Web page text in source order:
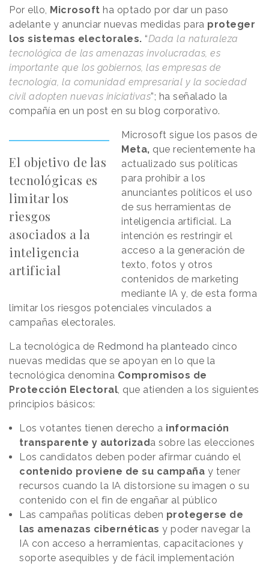
Por ello, Microsoft ha optado por dar un paso
adelante y anunciar nuevas medidas para proteger
los sistemas electorales. “Dada la naturaleza
tecnológica de las amenazas involucradas, es
importante que los gobiernos, las empresas de
tecnología, la comunidad empresarial y la sociedad
civil adopten nuevas iniciativas”; ha señalado la
compañía en un post en su blog corporativo.
El objetivo de las
tecnológicas es
limitar los
riesgos
asociados a la
inteligencia
artificial
Microsoft sigue los pasos de
Meta, que recientemente ha
actualizado sus políticas
para prohibir a los
anunciantes políticos el uso
de sus herramientas de
inteligencia artificial. La
intención es restringir el
acceso a la generación de
texto, fotos y otros
contenidos de marketing
mediante IA y, de esta forma
limitar los riesgos potenciales vinculados a
campañas electorales.
La tecnológica de Redmond ha planteado cinco
nuevas medidas que se apoyan en lo que la
tecnológica denomina Compromisos de
Protección Electoral, que atienden a los siguientes
principios básicos:
Los votantes tienen derecho a información
transparente y autorizada sobre las elecciones
Los candidatos deben poder afirmar cuándo el
contenido proviene de su campaña y tener
recursos cuando la IA distorsione su imagen o su
contenido con el fin de engañar al público
Las campañas políticas deben protegerse de
las amenazas cibernéticas y poder navegar la
IA con acceso a herramientas, capacitaciones y
soporte asequibles y de fácil implementación